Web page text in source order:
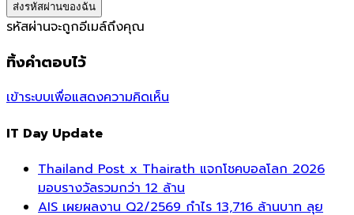
รหัสผ่านจะถูกอีเมล์ถึงคุณ
ทิ้งคำตอบไว้
เข้าระบบเพื่อแสดงความคิดเห็น
IT Day Update
Thailand Post x Thairath แจกโชคบอลโลก 2026
มอบรางวัลรวมกว่า 12 ล้าน
AIS เผยผลงาน Q2/2569 กำไร 13,716 ล้านบาท ลุย